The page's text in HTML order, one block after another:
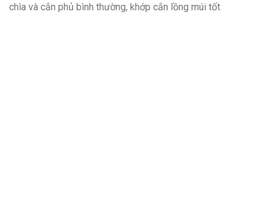
chìa và cắn phủ bình thường, khớp cắn lồng múi tốt